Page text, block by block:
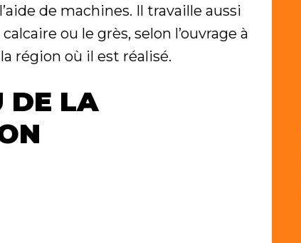
de machines. Il travaille aussi
ou le grès, selon l’ouvrage à
région où il est réalisé.
DE LA